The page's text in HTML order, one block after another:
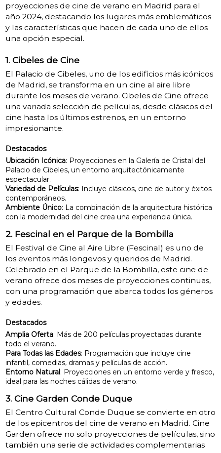
proyecciones de cine de verano en Madrid para el
año 2024, destacando los lugares más emblemáticos
y las características que hacen de cada uno de ellos
una opción especial.
1. Cibeles de Cine
El Palacio de Cibeles, uno de los edificios más icónicos
de Madrid, se transforma en un cine al aire libre
durante los meses de verano. Cibeles de Cine ofrece
una variada selección de películas, desde clásicos del
cine hasta los últimos estrenos, en un entorno
impresionante.
Destacados
Ubicación Icónica: Proyecciones en la Galería de Cristal del
Palacio de Cibeles, un entorno arquitectónicamente
espectacular.
Variedad de Películas: Incluye clásicos, cine de autor y éxitos
contemporáneos.
Ambiente Único: La combinación de la arquitectura histórica
con la modernidad del cine crea una experiencia única.
2. Fescinal en el Parque de la Bombilla
El Festival de Cine al Aire Libre (Fescinal) es uno de
los eventos más longevos y queridos de Madrid.
Celebrado en el Parque de la Bombilla, este cine de
verano ofrece dos meses de proyecciones continuas,
con una programación que abarca todos los géneros
y edades.
Destacados
Amplia Oferta: Más de 200 películas proyectadas durante
todo el verano.
Para Todas las Edades: Programación que incluye cine
infantil, comedias, dramas y películas de acción.
Entorno Natural: Proyecciones en un entorno verde y fresco,
ideal para las noches cálidas de verano.
3. Cine Garden Conde Duque
El Centro Cultural Conde Duque se convierte en otro
de los epicentros del cine de verano en Madrid. Cine
Garden ofrece no solo proyecciones de películas, sino
también una serie de actividades complementarias